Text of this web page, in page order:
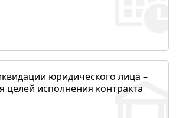
юридического лица –
целей исполнения контракта